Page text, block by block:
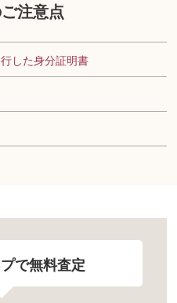
注意点
した身分証明書
で無料査定